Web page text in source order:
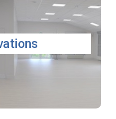
demande de